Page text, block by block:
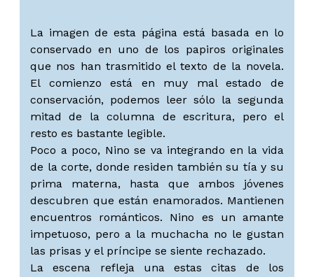
La imagen de esta página está basada en lo
conservado en uno de los papiros originales
que nos han trasmitido el texto de la novela.
El comienzo está en muy mal estado de
conservación, podemos leer sólo la segunda
mitad de la columna de escritura, pero el
resto es bastante legible.
Poco a poco, Nino se va integrando en la vida
de la corte, donde residen también su tía y su
prima materna, hasta que ambos jóvenes
descubren que están enamorados. Mantienen
encuentros románticos. Nino es un amante
impetuoso, pero a la muchacha no le gustan
las prisas y el príncipe se siente rechazado.
La escena refleja una estas citas de los